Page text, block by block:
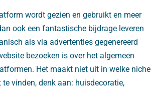
wordt gezien en gebruikt en meer
ook een fantastische bijdrage leveren
als via advertenties gegenereerd
bezoeken is over het algemeen
Het maakt niet uit in welke niche
vinden, denk aan: huisdecoratie,